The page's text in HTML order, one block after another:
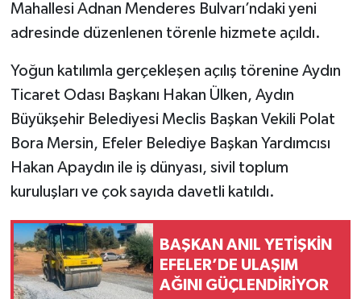
Mahallesi Adnan Menderes Bulvarı’ndaki yeni
adresinde düzenlenen törenle hizmete açıldı.
Yoğun katılımla gerçekleşen açılış törenine Aydın
Ticaret Odası Başkanı Hakan Ülken, Aydın
Büyükşehir Belediyesi Meclis Başkan Vekili Polat
Bora Mersin, Efeler Belediye Başkan Yardımcısı
Hakan Apaydın ile iş dünyası, sivil toplum
kuruluşları ve çok sayıda davetli katıldı.
BAŞKAN ANIL YETİŞKİN
EFELER’DE ULAŞIM
AĞINI GÜÇLENDİRİYOR